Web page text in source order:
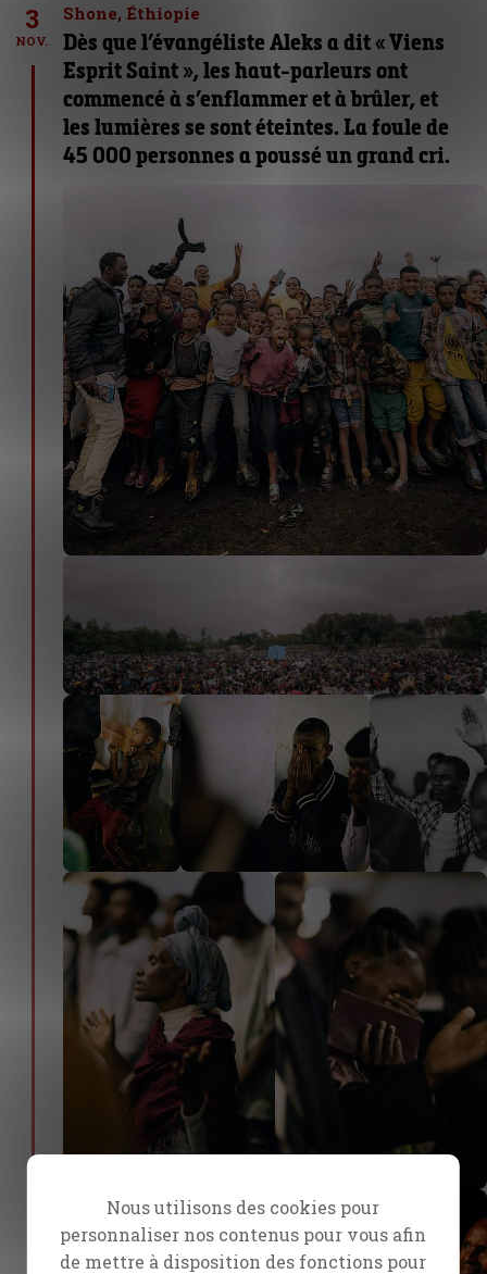
3
NOV.
Shone, Éthiopie
Dès que l’évangéliste Aleks a dit « Viens
Esprit Saint », les haut-parleurs ont
commencé à s’enflammer et à brûler, et
les lumières se sont éteintes. La foule de
45 000 personnes a poussé un grand cri.
Nous utilisons des cookies pour
personnaliser nos contenus pour vous afin
de mettre à disposition des fonctions pour